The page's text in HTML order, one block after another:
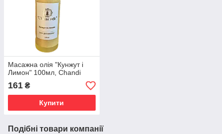
Масажна олія "Кунжут і
Лимон" 100мл, Chandi
161 ₴
Купити
Подібні товари компанії